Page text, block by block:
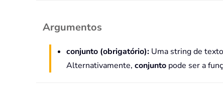
Argumentos
conjunto (obrigatório): Uma string de
Alternativamente, conjunto pode ser a